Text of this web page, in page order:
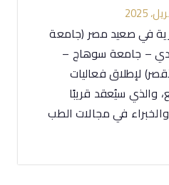
في صعيد مصر (جامعة
– جامعة سوهاج –
لإطلاق فعاليات
والذي سيُعقد قريبًا
في مجالات الطب